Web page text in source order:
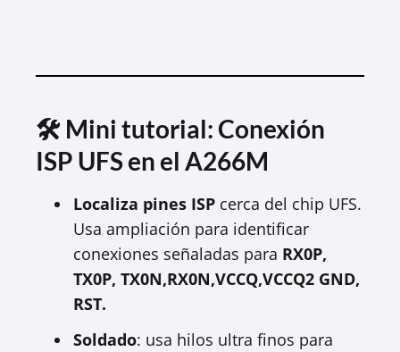
🛠 Mini tutorial: Conexión
ISP UFS en el A266M
Localiza pines ISP cerca del chip UFS.
Usa ampliación para identificar
conexiones señaladas para RX0P,
TX0P, TX0N,RX0N,VCCQ,VCCQ2 GND,
RST.
Soldado: usa hilos ultra finos para